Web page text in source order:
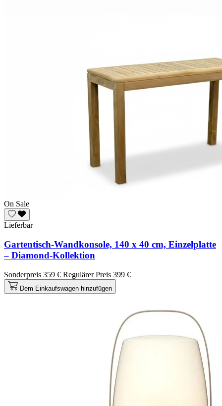
On Sale
Lieferbar
Gartentisch-Wandkonsole, 140 x 40 cm, Einzelplatte
– Diamond-Kollektion
Sonderpreis 359 € Regulärer Preis 399 €
Dem Einkaufswagen hinzufügen